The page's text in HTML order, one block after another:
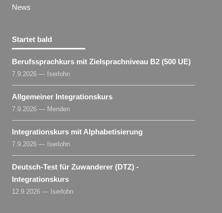
News
Startet bald
Berufssprachkurs mit Zielsprachniveau B2 (500 UE)
7.9.2026 — Iserlohn
Allgemeiner Integrationskurs
7.9.2026 — Menden
Integrationskurs mit Alphabetisierung
7.9.2026 — Iserlohn
Deutsch-Test für Zuwanderer (DTZ) -
Integrationskurs
12.9.2026 — Iserlohn